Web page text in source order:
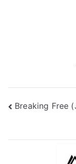
Breaking Free